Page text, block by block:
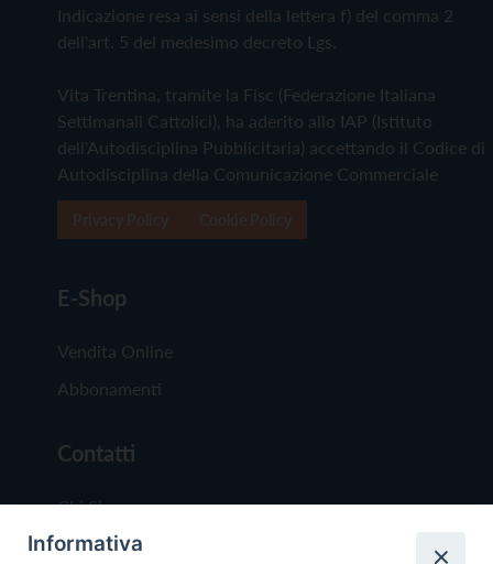
Indicazione resa ai sensi della lettera f) del comma 2
dell'art. 5 del medesimo decreto Lgs.
Vita Trentina, tramite la Fisc (Federazione Italiana
Settimanali Cattolici), ha aderito allo IAP (Istituto
dell'Autodisciplina Pubblicitaria) accettando il Codice di
Autodisciplina della Comunicazione Commerciale
E-Shop
Vendita Online
Abbonamenti
Contatti
Chi Siamo
Redazione
Informativa